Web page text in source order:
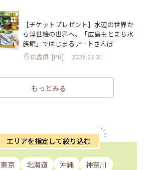
【チケットプレゼント】水辺の世界か
ら浮世絵の世界へ。「広島もとまち水
族館」ではじまるアートさんぽ
広島県 [PR] 2026.07.31
もっとみる
エリアを指定して絞り込む
東京 北海道 沖縄
神奈川